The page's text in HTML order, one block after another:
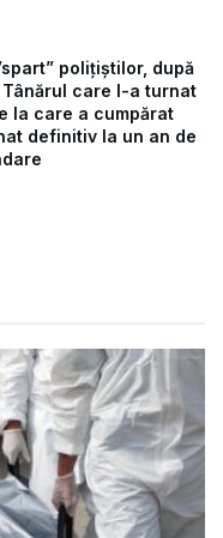
polițiștilor, după
care l-a turnat
la care a cumpărat
definitiv la un an de